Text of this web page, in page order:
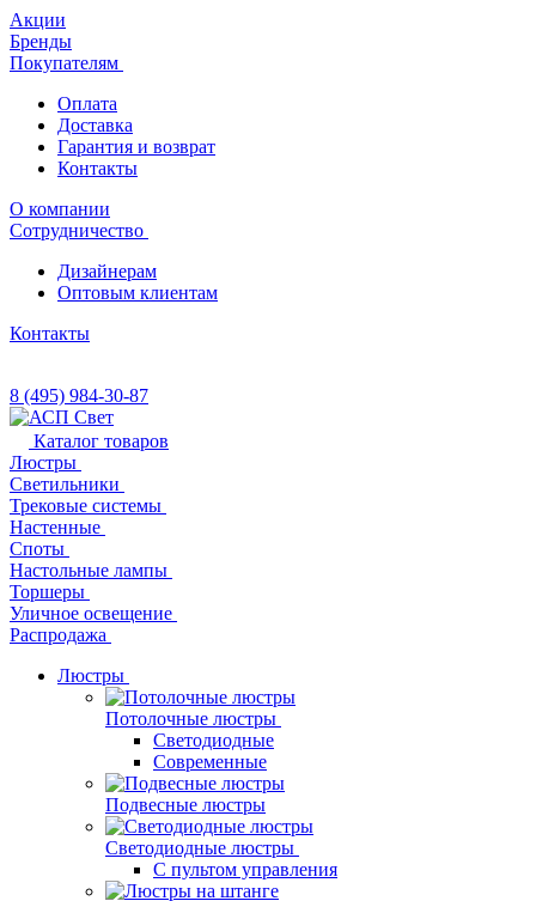
Акции
Бренды
Покупателям
Оплата
Доставка
Гарантия и возврат
Контакты
О компании
Сотрудничество
Дизайнерам
Оптовым клиентам
Контакты
8 (495) 984-30-87
Каталог товаров
Люстры
Светильники
Трековые системы
Настенные
Споты
Настольные лампы
Торшеры
Уличное освещение
Распродажа
Люстры
Потолочные люстры
Светодиодные
Современные
Подвесные люстры
Светодиодные люстры
С пультом управления